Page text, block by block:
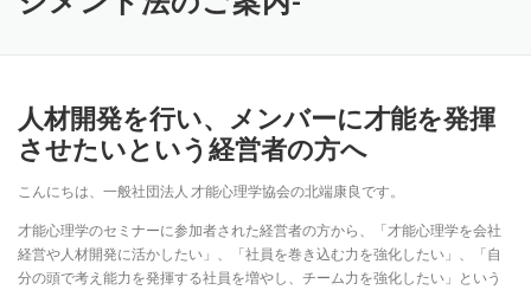
無料講座 受講者の声 企業研修
人材開発を行い、メンバーに才能を発揮
させたいという経営者の方へ
こんにちは、一般社団法人 才能心理学協会の北端康良です。
才能心理学のセミナーに参加者された経営者の方から、「才能心理学を会社
経営や人材開発に活かしたい」、「社員を巻き込む力を強化したい」、「自
分の頭で考え能力を発揮する社員を増やし、チーム力を強化したい」という